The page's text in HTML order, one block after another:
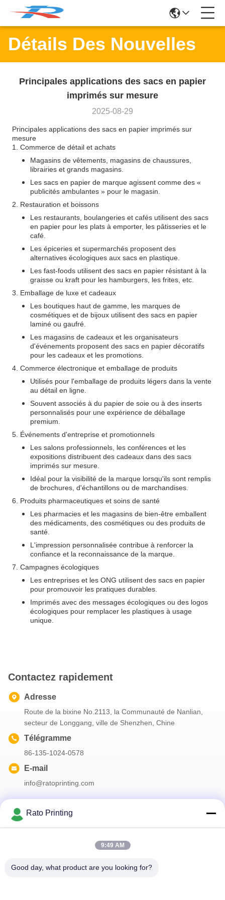
Détails Des Nouvelles
Principales applications des sacs en papier
imprimés sur mesure
2025-08-29
Principales applications des sacs en papier imprimés sur
mesure
1. Commerce de détail et achats
Magasins de vêtements, magasins de chaussures,
librairies et grands magasins.
Les sacs en papier de marque agissent comme des «
publicités ambulantes » pour le magasin.
2. Restauration et boissons
Les restaurants, boulangeries et cafés utilisent des sacs
en papier pour les plats à emporter, les pâtisseries et le
café.
Les épiceries et supermarchés proposent des
alternatives écologiques aux sacs en plastique.
Les fast-foods utilisent des sacs en papier résistant à la
graisse ou kraft pour les hamburgers, les frites, etc.
3. Emballage de luxe et cadeaux
Les boutiques haut de gamme, les marques de
cosmétiques et de bijoux utilisent des sacs en papier
laminé ou gaufré.
Les magasins de cadeaux et les organisateurs
d'événements proposent des sacs en papier décoratifs
pour les cadeaux et les promotions.
4. Commerce électronique et emballage de produits
Utilisés pour l'emballage de produits légers dans la vente
au détail en ligne.
Souvent associés à du papier de soie ou à des inserts
personnalisés pour une expérience de déballage
premium.
5. Événements d'entreprise et promotionnels
Les salons professionnels, les conférences et les
expositions distribuent des cadeaux dans des sacs
imprimés sur mesure.
Idéal pour la visibilité de la marque lorsqu'ils sont remplis
de brochures, d'échantillons ou de marchandises.
6. Produits pharmaceutiques et soins de santé
Les pharmacies et les magasins de bien-être emballent
des médicaments, des cosmétiques ou des produits de
santé.
L'impression personnalisée contribue à renforcer la
confiance et la reconnaissance de la marque.
7. Campagnes écologiques
Les entreprises et les ONG utilisent des sacs en papier
pour promouvoir les pratiques durables.
Imprimés avec des messages écologiques ou des logos
écologiques pour remplacer les plastiques à usage
unique.
Contactez rapidement
Adresse
Route de la bixine No.2113, la Communauté de Nanlian,
secteur de Longgang, ville de Shenzhen, Chine
Télégramme
86-135-1024-0578
E-mail
info@ratoprinting.com
encore.
Rato Printing
9:49 AM
Good day, what product are you looking for?